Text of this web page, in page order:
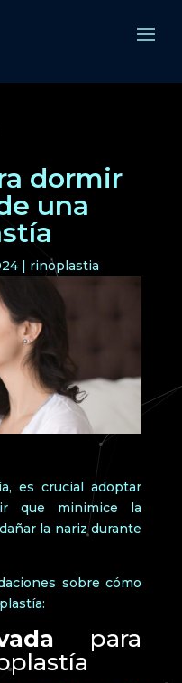
dormir
una
| rinoplastia
es crucial adoptar
que minimice la
la nariz durante
sobre cómo
para